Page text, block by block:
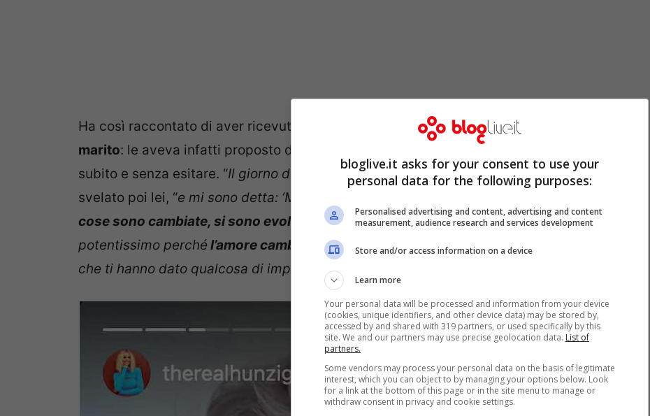
Ha così raccontato di aver ricevuto, qualche mese fa, un messaggio dal suo ex
marito: le aveva infatti proposto di partecipare al suo
subito e senza esitare. “Il giorno del video mi sono svegliata alle 6 del mattino“, ha
svelato poi lei, “e mi sono detta: ‘Mamma mia, che bella la vita.
cose sono cambiate, si sono evolute
“. E ancora: “Il messaggio del video di Eros è
potentissimo perché l’amore cambia, si evolve, ma è sempre amore. Le persone
che ti hanno dato qualcosa di importante nella vita
bloglive.it asks for your consent to use your
personal data for the following purposes:
Personalised advertising and content, advertising and content
measurement, audience research and services development
Store and/or access information on a device
Learn more
Your personal data will be processed and information from your device
(cookies, unique identifiers, and other device data) may be stored by,
accessed by and shared with 319 partners, or used specifically by this
site. We and our partners may use precise geolocation data. List of
partners.
Some vendors may process your personal data on the basis of legitimate
interest, which you can object to by managing your options below. Look
for a link at the bottom of this page or in the site menu to manage or
withdraw consent in privacy and cookie settings.